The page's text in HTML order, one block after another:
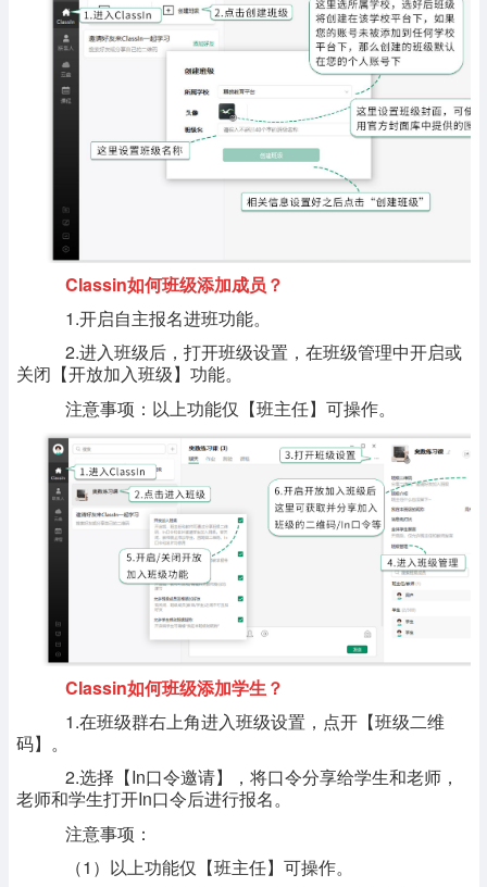
Classin如何班级添加成员？
1.开启自主报名进班功能。
2.进入班级后，打开班级设置，在班级管理中开启或
关闭【开放加入班级】功能。
注意事项：以上功能仅【班主任】可操作。
Classin如何班级添加学生？
1.在班级群右上角进入班级设置，点开【班级二维
码】。
2.选择【In口令邀请】，将口令分享给学生和老师，
老师和学生打开In口令后进行报名。
注意事项：
（1）以上功能仅【班主任】可操作。